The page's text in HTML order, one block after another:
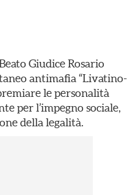
Giudice Rosario
antimafia “Livatino-
le personalità
per l’impegno sociale,
della legalità.